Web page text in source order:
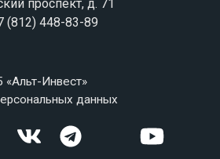
проспект, д. 71
(812) 448-83-89
Инвест»
данных